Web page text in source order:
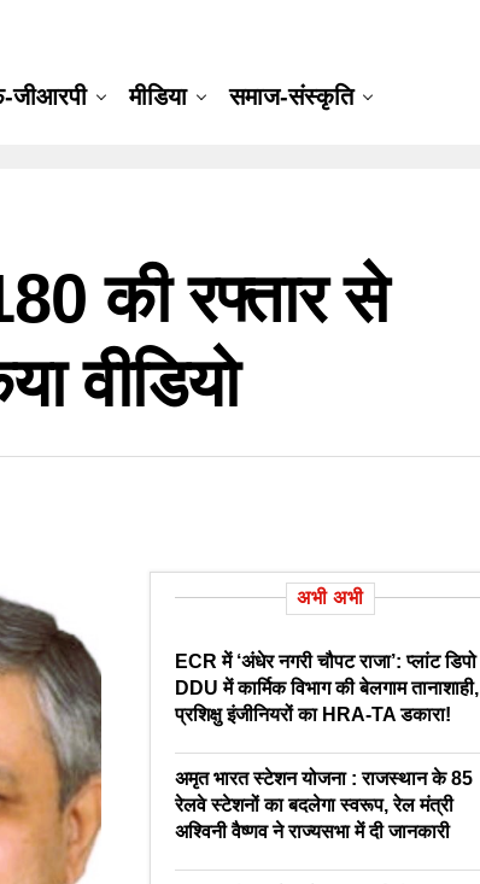
जीआरपी मीडिया समाज-संस्कृति
की रफ्तार से
वीडियो
अभी अभी
ECR में ‘अंधेर नगरी चौपट राजा’: प्लांट डिपो
DDU में कार्मिक विभाग की बेलगाम तानाशाही,
प्रशिक्षु इंजीनियरों का HRA-TA डकारा!
अमृत भारत स्टेशन योजना : राजस्थान के 85
रेलवे स्टेशनों का बदलेगा स्वरूप, रेल मंत्री
अश्विनी वैष्णव ने राज्यसभा में दी जानकारी